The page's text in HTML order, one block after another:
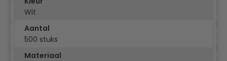
Wit
Aantal
500 stuks
Materiaal